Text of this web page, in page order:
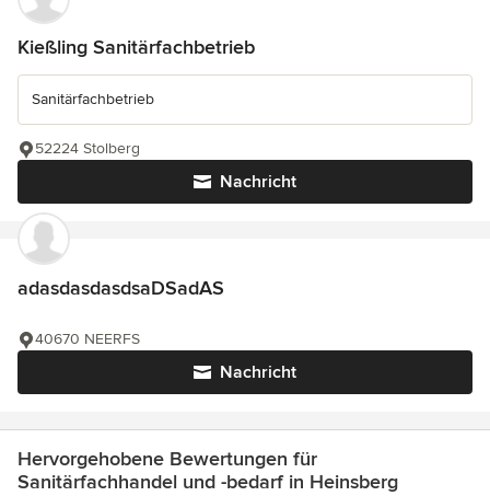
Kießling Sanitärfachbetrieb
Sanitärfachbetrieb
Nachricht
52224 Stolberg
adasdasdasdsaDSadAS
Nachricht
40670 NEERFS
Hervorgehobene Bewertungen für
Sanitärfachhandel und -bedarf in Heinsberg